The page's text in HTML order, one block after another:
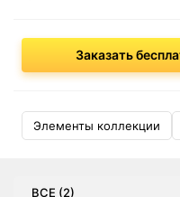
Заказать
Элементы коллекции
ВСЕ (2)